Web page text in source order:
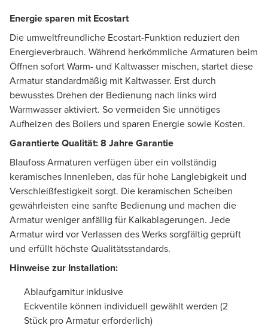
Energie sparen mit Ecostart
Die umweltfreundliche Ecostart-Funktion reduziert den
Energieverbrauch. Während herkömmliche Armaturen beim
Öffnen sofort Warm- und Kaltwasser mischen, startet diese
Armatur standardmäßig mit Kaltwasser. Erst durch
bewusstes Drehen der Bedienung nach links wird
Warmwasser aktiviert. So vermeiden Sie unnötiges
Aufheizen des Boilers und sparen Energie sowie Kosten.
Garantierte Qualität: 8 Jahre Garantie
Blaufoss Armaturen verfügen über ein vollständig
keramisches Innenleben, das für hohe Langlebigkeit und
Verschleißfestigkeit sorgt. Die keramischen Scheiben
gewährleisten eine sanfte Bedienung und machen die
Armatur weniger anfällig für Kalkablagerungen. Jede
Armatur wird vor Verlassen des Werks sorgfältig geprüft
und erfüllt höchste Qualitätsstandards.
Hinweise zur Installation:
Ablaufgarnitur inklusive
Eckventile können individuell gewählt werden (2
Stück pro Armatur erforderlich)